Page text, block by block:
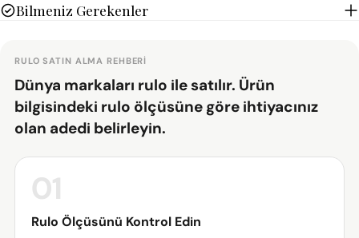
Bilmeniz Gerekenler
RULO SATIN ALMA REHBERI
Dünya markaları rulo ile satılır. Ürün
bilgisindeki rulo ölçüsüne göre ihtiyacınız
olan adedi belirleyin.
01
Rulo Ölçüsünü Kontrol Edin
Bir soru sor